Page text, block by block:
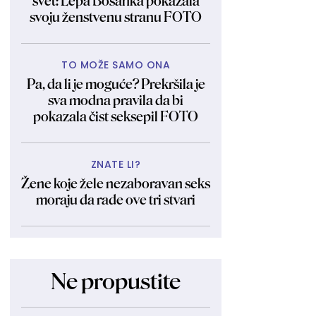
svoju ženstvenu stranu FOTO
TO MOŽE SAMO ONA
Pa, da li je moguće? Prekršila je
sva modna pravila da bi
pokazala čist seksepil FOTO
ZNATE LI?
Žene koje žele nezaboravan seks
moraju da rade ove tri stvari
Ne propustite